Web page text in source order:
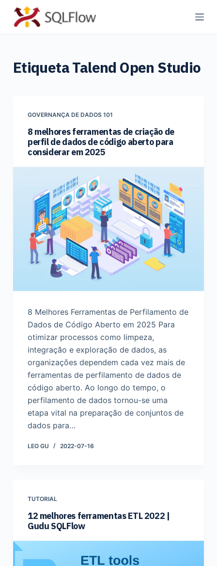
P
u
n
EtiquetaTalend Open Studio
GOVERNANÇA DE DADOS 101
8 melhores ferramentas de criação de
perfil de dados de código aberto para
considerar em 2025
8 Melhores Ferramentas de Perfilamento de
Dados de Código Aberto em 2025 Para
otimizar processos como limpeza,
integração e exploração de dados, as
organizações dependem cada vez mais de
ferramentas de perfilamento de dados de
código aberto. Ao longo do tempo, o
perfilamento de dados tornou-se uma
etapa vital na preparação de conjuntos de
dados para…
LEO GU 2022-07-16
TUTORIAL
12 melhores ferramentas ETL 2022 |
Gudu SQLFlow